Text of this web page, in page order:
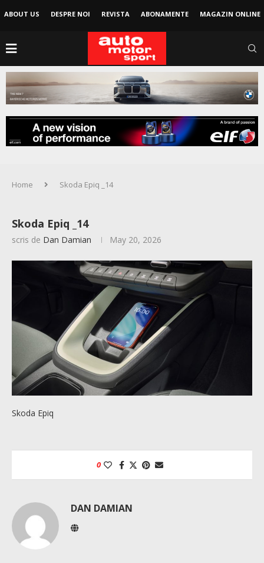
ABOUT US DESPRE NOI REVISTA ABONAMENTE MAGAZIN ONLINE
Home Skoda Epiq _14
Skoda Epiq _14
scris de Dan Damian May 20, 2026
Skoda Epiq
0
DAN DAMIAN